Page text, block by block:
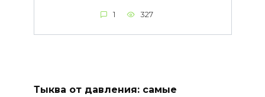
1 327
Тыква от давления: самые